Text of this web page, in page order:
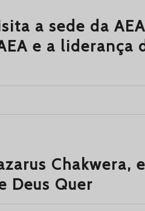
a sede da
e a liderança
Chakwera,
Deus Quer